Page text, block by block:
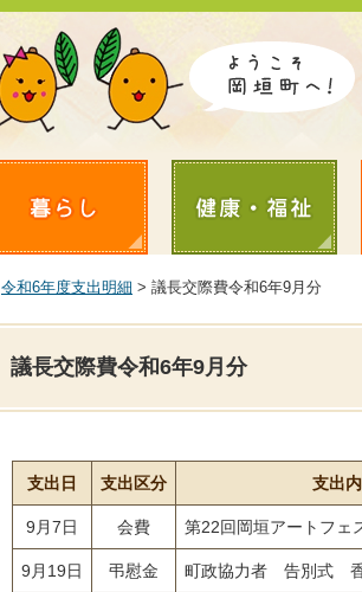
令和6年度支出明細 > 議長交際費令和6年9月分
議長交際費令和6年9月分
支出日 支出区分 支出
9月7日 会費 第22回岡垣アートフェ
9月19日 弔慰金 町政協力者 告別式